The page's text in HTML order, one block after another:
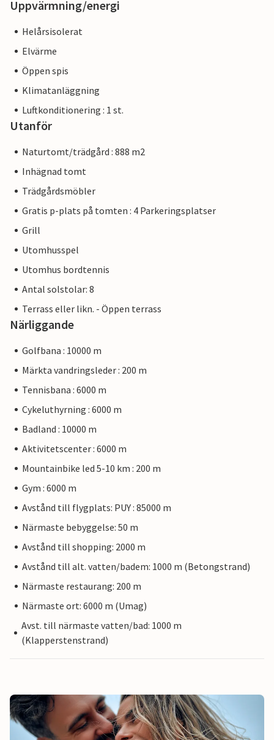
Uppvärmning/energi
Helårsisolerat
Elvärme
Öppen spis
Klimatanläggning
Luftkonditionering : 1 st.
Utanför
Naturtomt/trädgård : 888 m2
Inhägnad tomt
Trädgårdsmöbler
Gratis p-plats på tomten : 4 Parkeringsplatser
Grill
Utomhusspel
Utomhus bordtennis
Antal solstolar: 8
Terrass eller likn. - Öppen terrass
Närliggande
Golfbana : 10000 m
Märkta vandringsleder : 200 m
Tennisbana : 6000 m
Cykeluthyrning : 6000 m
Badland : 10000 m
Aktivitetscenter : 6000 m
Mountainbike led 5-10 km : 200 m
Gym : 6000 m
Avstånd till flygplats: PUY : 85000 m
Närmaste bebyggelse: 50 m
Avstånd till shopping: 2000 m
Avstånd till alt. vatten/badem: 1000 m (Betongstrand)
Närmaste restaurang: 200 m
Närmaste ort: 6000 m (Umag)
Avst. till närmaste vatten/bad: 1000 m
(Klapperstenstrand)